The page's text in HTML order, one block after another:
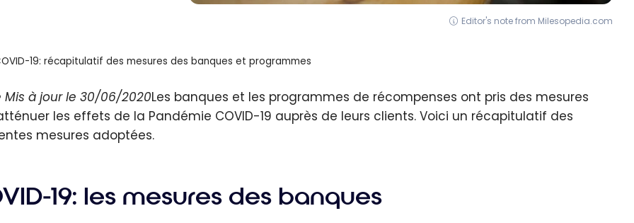
Editor's note from Milesopedia.com
19: récapitulatif des mesures des banques et programmes
Mis à jour le 30/06/2020Les banques et les programmes de récompenses ont pris des mesures
les effets de la Pandémie COVID-19 auprès de leurs clients. Voici un récapitulatif des
mesures adoptées.
19: les mesures des banques